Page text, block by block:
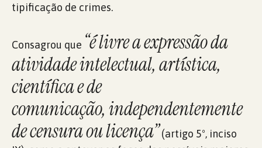
tipificação de crimes.
Consagrou que “é livre a expressão da
atividade intelectual, artística,
científica e de
comunicação,independentemente
de censura ou licença” (artigo 5º, inciso